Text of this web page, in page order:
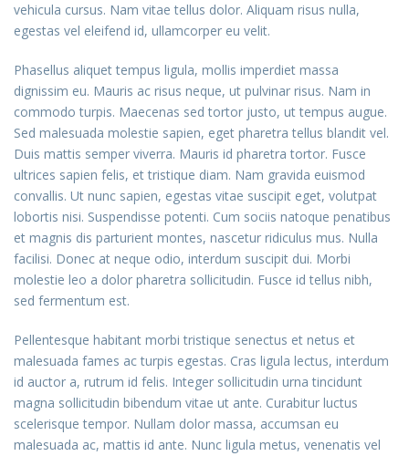
vehicula cursus. Nam vitae tellus dolor. Aliquam risus nulla,
egestas vel eleifend id, ullamcorper eu velit.
Phasellus aliquet tempus ligula, mollis imperdiet massa
dignissim eu. Mauris ac risus neque, ut pulvinar risus. Nam in
commodo turpis. Maecenas sed tortor justo, ut tempus augue.
Sed malesuada molestie sapien, eget pharetra tellus blandit vel.
Duis mattis semper viverra. Mauris id pharetra tortor. Fusce
ultrices sapien felis, et tristique diam. Nam gravida euismod
convallis. Ut nunc sapien, egestas vitae suscipit eget, volutpat
lobortis nisi. Suspendisse potenti. Cum sociis natoque penatibus
et magnis dis parturient montes, nascetur ridiculus mus. Nulla
facilisi. Donec at neque odio, interdum suscipit dui. Morbi
molestie leo a dolor pharetra sollicitudin. Fusce id tellus nibh,
sed fermentum est.
Pellentesque habitant morbi tristique senectus et netus et
malesuada fames ac turpis egestas. Cras ligula lectus, interdum
id auctor a, rutrum id felis. Integer sollicitudin urna tincidunt
magna sollicitudin bibendum vitae ut ante. Curabitur luctus
scelerisque tempor. Nullam dolor massa, accumsan eu
malesuada ac, mattis id ante. Nunc ligula metus, venenatis vel